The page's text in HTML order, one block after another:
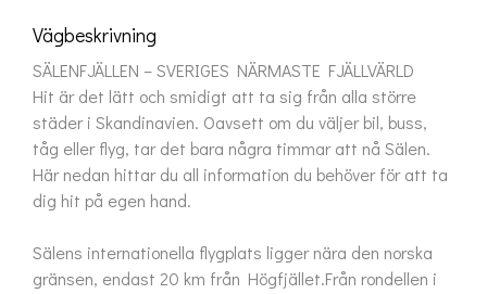
Vägbeskrivning
SÄLENFJÄLLEN – SVERIGES NÄRMASTE FJÄLLVÄRLD
Hit är det lätt och smidigt att ta sig från alla större
städer i Skandinavien. Oavsett om du väljer bil, buss,
tåg eller flyg, tar det bara några timmar att nå Sälen.
Här nedan hittar du all information du behöver för att ta
dig hit på egen hand.
Sälens internationella flygplats ligger nära den norska
gränsen, endast 20 km från Högfjället.Från rondellen i